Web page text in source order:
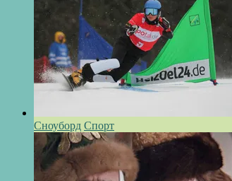
Сноуборд Спорт